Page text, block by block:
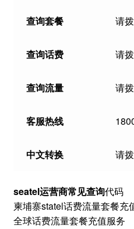
查询套餐 请
查询话费 请
查询流量 请
客服热线
中文转换 请
seatel运营商常见查询代码
柬埔寨statel话费流量套餐充
全球话费流量套餐充值服务